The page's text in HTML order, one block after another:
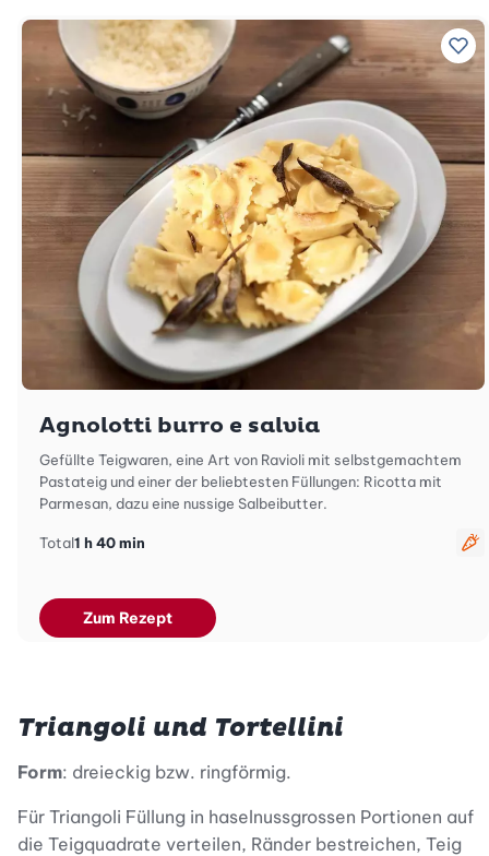
Zu
Agnolotti burro e salvia
Gefüllte Teigwaren, eine Art von Ravioli mit selbstgemachtem
Pastateig und einer der beliebtesten Füllungen: Ricotta mit
Parmesan, dazu eine nussige Salbeibutter.
Total1 h 40 min
Zum Rezept
Triangoli und Tortellini
Form: dreieckig bzw. ringförmig.
Für Triangoli Füllung in haselnussgrossen Portionen auf
die Teigquadrate verteilen, Ränder bestreichen, Teig